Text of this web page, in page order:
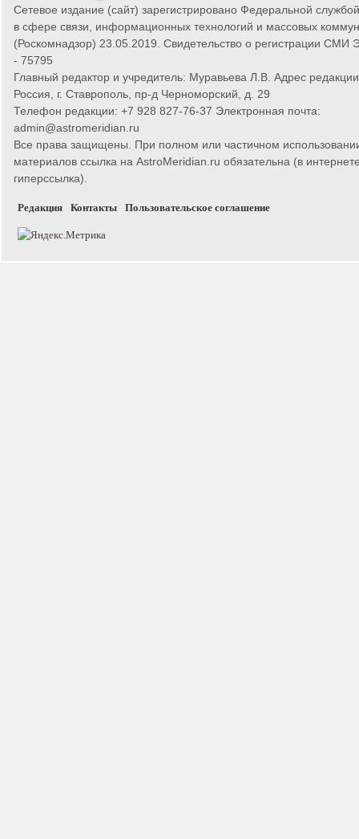
Сетевое издание (сайт) зарегистрировано Федеральной
в сфере связи, информационных технологий и массовых
(Роскомнадзор) 23.05.2019. Свидетельство о регистрации
- 75795
Главный редактор и учредитель: Муравьева Л.В. Адрес
Россия, г. Ставрополь, пр-д Черноморский, д. 29
Телефон редакции: +7 928 827-76-37 Электронная почта:
admin@astromeridian.ru
Все права защищены. При полном или частичном
материалов ссылка на AstroMeridian.ru обязательна (в
гиперссылка).
Редакция Контакты Пользовательское соглашение